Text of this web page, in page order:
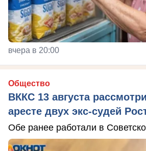
вчера в 20:00
Общество
ВККС 13 августа
аресте двух экс-судей
Обе ранее работали в